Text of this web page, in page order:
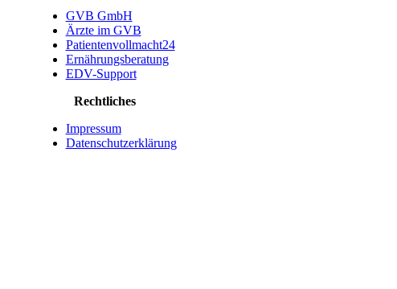
GVB GmbH
Ärzte im GVB
Patientenvollmacht24
Ernährungsberatung
EDV-Support
Rechtliches
Impressum
Datenschutzerklärung